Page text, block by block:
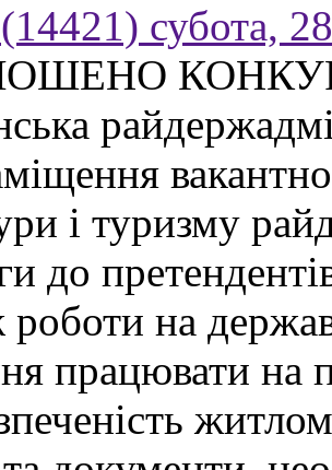
субота,
і туризму
до
роботи на
працювати на